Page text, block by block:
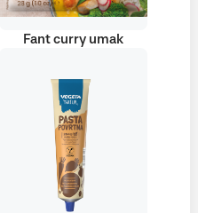
Fant curry umak